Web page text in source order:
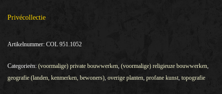
Privécollectie
Artikelnummer: COL 951.1052
Categorieën: (voormalige) private bouwwerken, (voormalige) religieuze bouwwerken,
geografie (landen, kenmerken, bewoners), overige planten, profane kunst, topografie